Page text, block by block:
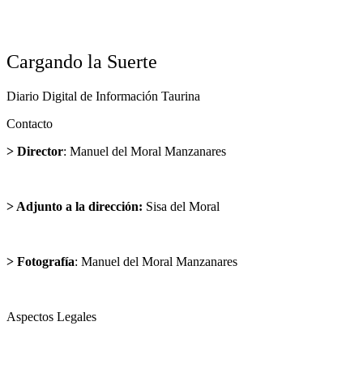
Cargando la Suerte
Diario Digital de Información Taurina
Contacto
> Director: Manuel del Moral Manzanares
> Adjunto a la dirección: Sisa del Moral
> Fotografía: Manuel del Moral Manzanares
Aspectos Legales